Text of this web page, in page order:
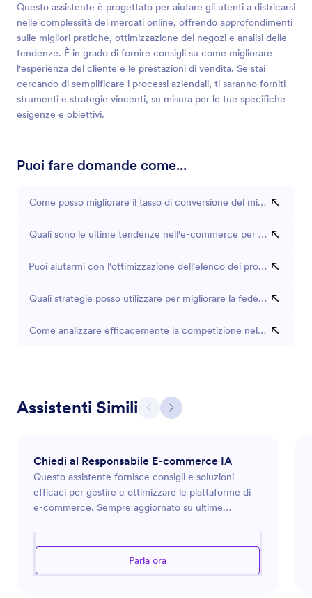
Questo assistente è progettato per aiutare gli utenti a districarsi
nelle complessità dei mercati online, offrendo approfondimenti
sulle migliori pratiche, ottimizzazione dei negozi e analisi delle
tendenze. È in grado di fornire consigli su come migliorare
l'esperienza del cliente e le prestazioni di vendita. Se stai
cercando di semplificare i processi aziendali, ti saranno forniti
strumenti e strategie vincenti, su misura per le tue specifiche
esigenze e obiettivi.
Puoi fare domande come...
Come posso migliorare il tasso di conversione del mio negozio
Quali sono le ultime tendenze nell'e-commerce per il 2023?
Puoi aiutarmi con l'ottimizzazione dell'elenco dei prodotti?
Quali strategie posso utilizzare per migliorare la fedeltà dei
Come analizzare efficacemente la competizione nel mercato?
Assistenti Simili
Chiedi al Responsabile E-commerce IA
Questo assistente fornisce consigli e soluzioni
efficaci per gestire e ottimizzare le piattaforme di
e-commerce. Sempre aggiornato su ultime
del catalogo prodotti allo sviluppo di strategie di
vendita efficaci. Fornisce anche indicazioni per
Parla ora